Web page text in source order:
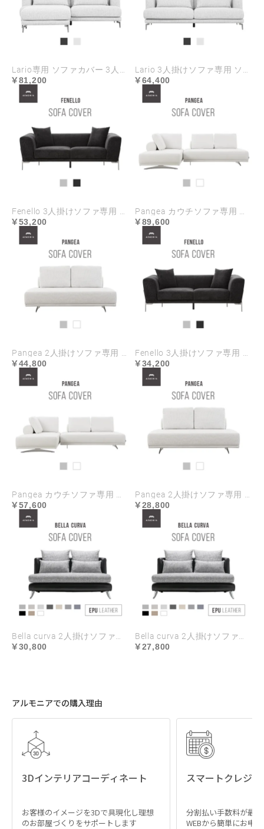
Lario専用 ソファカバー 3人掛け+オットマンセット ハイランク生地
81,200
Lario 3人掛けソファ専用 ソファカバー ハイランク生地
64,400
Fenello 3人掛けソファ専用 ソファカバー ハイランク生地
53,200
Pangea カウチソファ専用 ソファカバー ハイランク生地
89,600
Pangea 2人掛けソファ専用 ソファカバー ハイランク生地
44,800
Fenello 3人掛けソファ専用 ソファカバー
34,200
Pangea カウチソファ専用 ソファカバー
57,600
Pangea 2人掛けソファ専用 ソファカバー
28,800
Bella curva 2人掛けソファ専用 ソファカバー EPUレザー ハイランク生地 ラージサイズ
30,800
Bella curva 2人掛けソファ専用 ソファカバー EPUレザー ハイランク生地 レギュラーサイズ
27,800
アルモニアでの購入理由
3Dインテリアコーディネート
お客様のイメージを3Dで具現化し理想
のお部屋づくりをサポートします
スマートクレジ
分割払い手数料が最
WEBから簡単にお申